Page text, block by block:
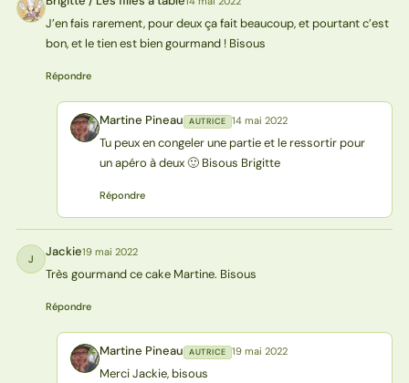
BT
J’en fais rarement, pour deux ça fait beaucoup, et pourtant c’est
bon, et le tien est bien gourmand ! Bisous
Répondre
MP Martine Pineau AUTRICE 14 mai 2022
Tu peux en congeler une partie et le ressortir pour
un apéro à deux 🙂 Bisous Brigitte
Répondre
J Jackie19 mai 2022
Très gourmand ce cake Martine. Bisous
Répondre
MP Martine Pineau AUTRICE 19 mai 2022
Merci Jackie, bisous